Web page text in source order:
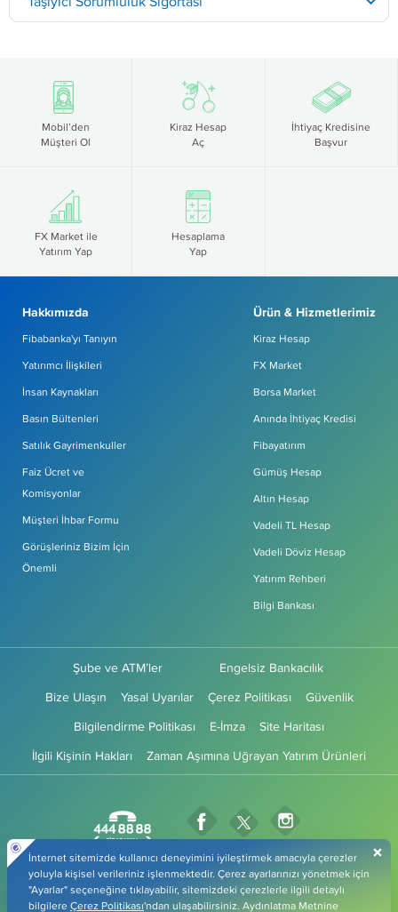
Mobil’den
Müşteri Ol
Kiraz Hesap
Aç
İhtiyaç Kredisine
Başvur
FX Market ile
Yatırım Yap
Hesaplama
Yap
Hakkımızda
Fibabanka'yı Tanıyın
Yatırımcı İlişkileri
İnsan Kaynakları
Basın Bültenleri
Satılık Gayrimenkuller
Faiz Ücret ve
Komisyonlar
Müşteri İhbar Formu
Görüşleriniz Bizim İçin
Önemli
Ürün & Hizmetlerimiz
Kiraz Hesap
FX Market
Borsa Market
Anında İhtiyaç Kredisi
Fibayatırım
Gümüş Hesap
Altın Hesap
Vadeli TL Hesap
Vadeli Döviz Hesap
Yatırım Rehberi
Bilgi Bankası
Şube ve ATM’ler
Engelsiz Bankacılık
Bize Ulaşın
Yasal Uyarılar Çerez Politikası
Güvenlik
Bilgilendirme Politikası
E-İmza
Site Haritası
İlgili Kişinin Hakları
Zaman Aşımına Uğrayan Yatırım Ürünleri
Fibabanka Facebook Sayfası
Fibabanka Twitter
Fibabanka
Fibabanka LinkedIn Sayfası
Fibabanka YouTube
Fibabanka TikTok